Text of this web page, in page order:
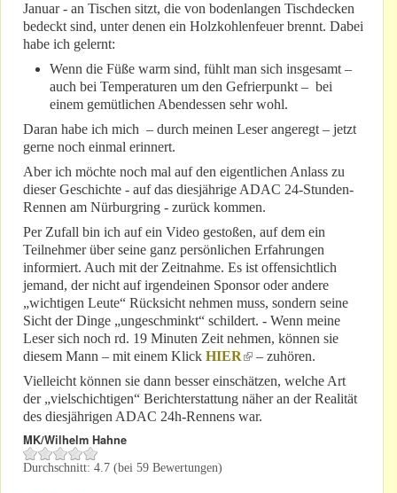
Januar - an Tischen sitzt, die von bodenlangen Tischdecken
bedeckt sind, unter denen ein Holzkohlenfeuer brennt. Dabei
habe ich gelernt:
Wenn die Füße warm sind, fühlt man sich insgesamt –
auch bei Temperaturen um den Gefrierpunkt – bei
einem gemütlichen Abendessen sehr wohl.
Daran habe ich mich – durch meinen Leser angeregt – jetzt
gerne noch einmal erinnert.
Aber ich möchte noch mal auf den eigentlichen Anlass zu
dieser Geschichte - auf das diesjährige ADAC 24-Stunden-
Rennen am Nürburgring - zurück kommen.
Per Zufall bin ich auf ein Video gestoßen, auf dem ein
Teilnehmer über seine ganz persönlichen Erfahrungen
informiert. Auch mit der Zeitnahme. Es ist offensichtlich
jemand, der nicht auf irgendeinen Sponsor oder andere
„wichtigen Leute“ Rücksicht nehmen muss, sondern seine
Sicht der Dinge „ungeschminkt“ schildert. - Wenn meine
Leser sich noch rd. 19 Minuten Zeit nehmen, können sie
diesem Mann – mit einem Klick HIER(link is external)
– zuhören.
Vielleicht können sie dann besser einschätzen, welche Art
der „vielschichtigen“ Berichterstattung näher an der Realität
des diesjährigen ADAC 24h-Rennens war.
MK/Wilhelm Hahne
Durchschnitt: 4.7 (bei 59 Bewertungen)